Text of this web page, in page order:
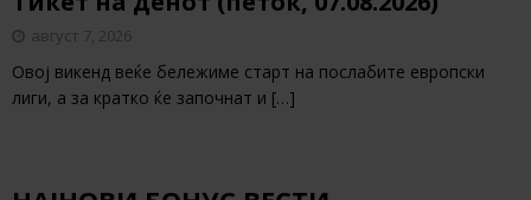
август 7, 2026
Овој викенд веќе бележиме старт на послабите европски
лиги, а за кратко ќе започнат и […]